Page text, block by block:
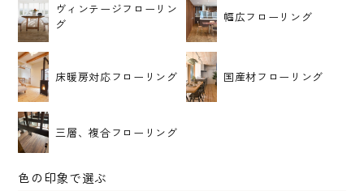
ヴィンテージフローリン
グ
幅広フローリング
床暖房対応フローリング 国産材フローリング
三層、複合フローリング
色の印象で選ぶ